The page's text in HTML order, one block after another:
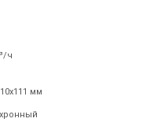
вентилятор
KVFU 315 B
ч
мм